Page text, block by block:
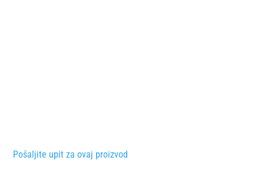
Pošaljite upit za ovaj proizvod